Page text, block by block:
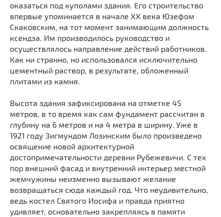
Церкви
Монастыри
Костелы
Мечети
Синагоги
Часовни
Культурные центры
Театры
Галереи
Концертные залы
Выберите населенный пункт
Выберите направление
оказаться под куполами здания. Его строительство
впервые упоминается в начале XX века Юзефом
Скаковским, на тот момент занимающим должность
ксендза. Им производилось руководство и
осуществлялось направление действий работников.
Как ни странно, но использовался исключительно
цементный раствор, в результате, обложенный
плитами из камня.
Высота здания зафиксирована на отметке 45
метров, в то время как сам фундамент рассчитан в
глубину на 6 метров и на 4 метра в ширину. Уже в
1921 году Зигмундом Лозинским было произведено
освящение новой архитектурной
достопримечательности деревни Рубежевичи. С тех
пор внешний фасад и внутренний интерьер местной
жемчужины неизменно вызывают желание
возвращаться сюда каждый год. Что неудивительно,
ведь костел Святого Иосифа и правда приятно
удивляет, основательно закрепляясь в памяти